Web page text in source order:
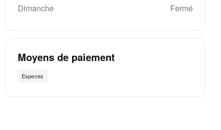
Dimanche
Fermé
Moyens de paiement
Especes